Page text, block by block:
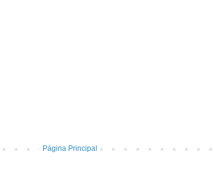
Página Principal